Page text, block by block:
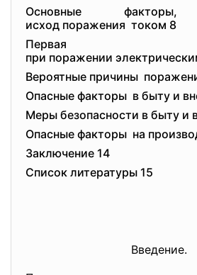
Основные факторы,
исход поражения током 8
Первая
при поражении
Вероятные причины
Опасные факторы в быту и
Меры безопасности в быту и
Опасные факторы на
Заключение 14
Список литературы 15
Введение.